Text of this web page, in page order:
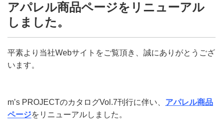
アパレル商品ページをリニューアル
しました。
平素より当社Webサイトをご覧頂き、誠にありがとうござ
います。
m’s PROJECTのカタログVol.7刊行に伴い、 アパレル商品
ページをリニューアルしました。